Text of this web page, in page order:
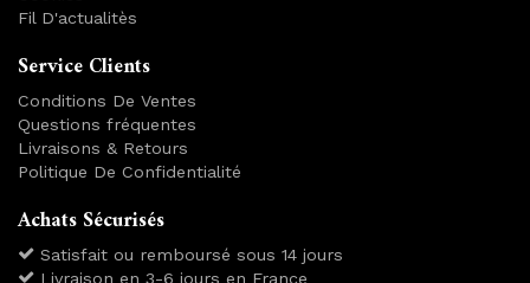
Fil D'actualitès
Service Clients
Conditions De Ventes
Questions fréquentes
Livraisons & Retours
Politique De Confidentialité
Achats Sécurisés
Satisfait ou remboursé sous 14 jours
Livraison en 3-6 jours en France